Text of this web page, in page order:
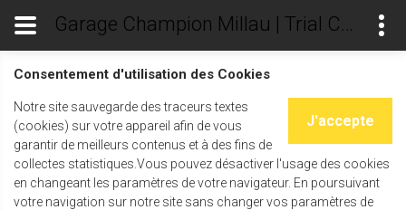
Consentement d'utilisation des Cookies
J'accepte
Notre site sauvegarde des traceurs textes
(cookies) sur votre appareil afin de vous
garantir de meilleurs contenus et à des fins de
collectes statistiques.Vous pouvez désactiver l'usage des cookies
en changeant les paramètres de votre navigateur. En poursuivant
votre navigation sur notre site sans changer vos paramètres de
Garage Champion Millau | Trial Champ's